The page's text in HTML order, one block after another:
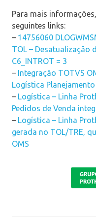
Para mais
seguintes links:
– 14756060
TOL – Desatualização
C6_INTROT = 3
– Integração TOTVS
Logística Planejamento
– Logística – Linha
Pedidos de Venda
– Logística – Linha
gerada no TOL/TRE,
OMS